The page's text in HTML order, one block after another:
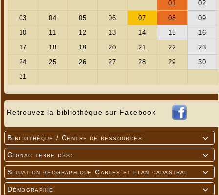
Retrouvez la bibliothèque sur Facebook

Bibliothèque / Centre de ressources

Gignac terre d'oc

Situation géographique Cartes et plan cadastral

Démographie